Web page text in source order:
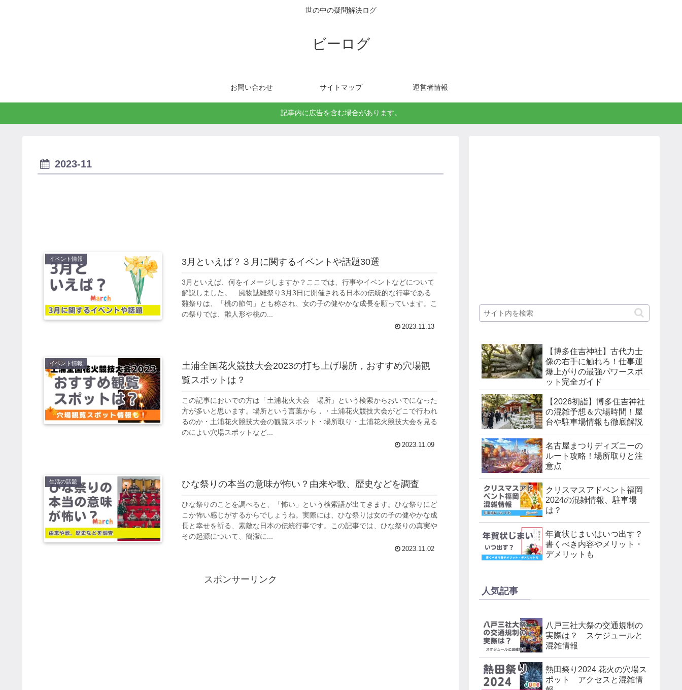
世の中の疑問解決ログ
ビーログ
お問い合わせ サイトマップ 運営者情報
記事内に広告を含む場合があります。
2023-11
イベント情報 3月といえば？３月に関するイベントや話題30選
3月といえば、何をイメージしますか？ここでは、行事やイベントなどについて
解説しました。 風物誌雛祭り3月3日に開催される日本の伝統的な行事である
雛祭りは、「桃の節句」とも称され、女の子の健やかな成長を願っています。こ
の祭りでは、雛人形や桃の...
2023.11.13
イベント情報
土浦全国花火競技大会2023の打ち上げ場所，おすすめ穴場観
覧スポットは？
この記事においでの方は「土浦花火大会 場所」という検索からおいでになった
方が多いと思います。場所という言葉から，・土浦花火競技大会がどこで行われ
るのか・土浦花火競技大会の観覧スポット・場所取り・土浦花火競技大会を見る
のによい穴場スポットなど...
2023.11.09
生活の話題 ひな祭りの本当の意味が怖い？由来や歌、歴史などを調査
ひな祭りのことを調べると、「怖い」という検索語が出てきます。ひな祭りにど
こか怖い感じがするからでしょうね。実際には、ひな祭りは女の子の健やかな成
長と幸せを祈る、素敵な日本の伝統行事です。この記事では、ひな祭りの真実や
その起源について、簡潔に...
2023.11.02
スポンサーリンク
【博多住吉神社】古代力士
像の右手に触れろ！仕事運
爆上がりの最強パワースポ
ット完全ガイド
【2026初詣】博多住吉神社
の混雑予想＆穴場時間！屋
台や駐車場情報も徹底解説
名古屋まつりディズニーの
ルート攻略！場所取りと注
意点
クリスマスアドベント福岡
2024の混雑情報、駐車場
は？
年賀状じまいはいつ出す？
書くべき内容やメリット・
デメリットも
人気記事
八戸三社大祭の交通規制の
実際は？ スケジュールと
混雑情報
熱田祭り2024 花火の穴場ス
ポット アクセスと混雑情